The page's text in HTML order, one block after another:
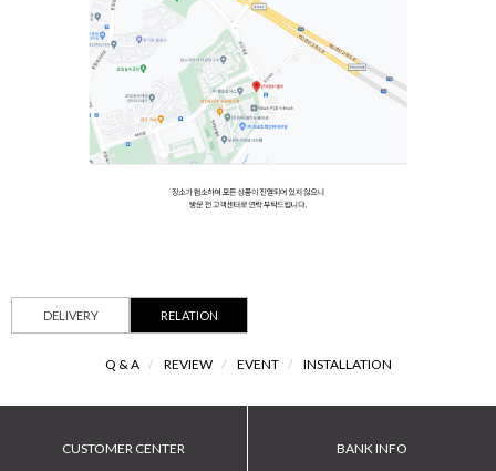
DELIVERY RELATION
Q & A / REVIEW / EVENT / INSTALLATION
CUSTOMER CENTER BANK INFO